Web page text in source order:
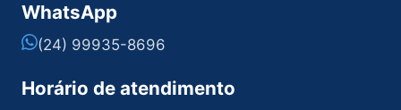
WhatsApp
(24) 99935-8696
Horário de atendimento